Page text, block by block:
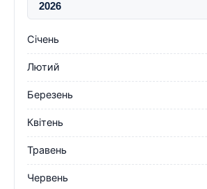
Січень
Лютий
Березень
Квітень
Травень
Червень